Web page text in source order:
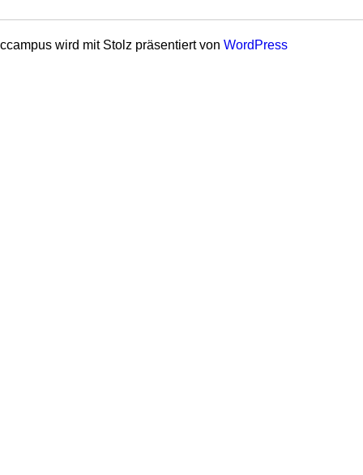
ccampus wird mit Stolz präsentiert von WordPress